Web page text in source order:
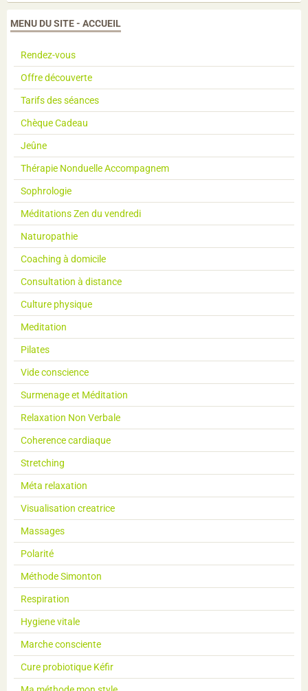
MENU DU SITE - ACCUEIL
Rendez-vous
Offre découverte
Tarifs des séances
Chèque Cadeau
Jeûne
Thérapie Nonduelle Accompagnem
Sophrologie
Méditations Zen du vendredi
Naturopathie
Coaching à domicile
Consultation à distance
Culture physique
Meditation
Pilates
Vide conscience
Surmenage et Méditation
Relaxation Non Verbale
Coherence cardiaque
Stretching
Méta relaxation
Visualisation creatrice
Massages
Polarité
Méthode Simonton
Respiration
Hygiene vitale
Marche consciente
Cure probiotique Kéfir